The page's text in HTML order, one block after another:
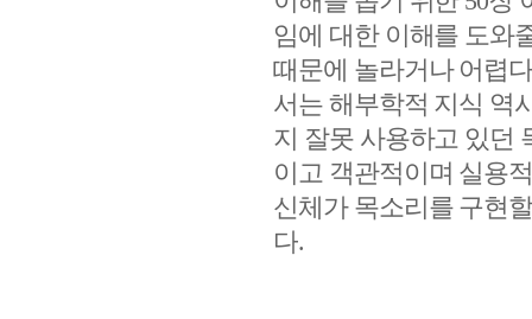
임에 대한 이해를 도와
때문에 놀라거나 어렵
서는 해부학적 지식 역
지 잘못 사용하고 있던
이고 객관적이며 실용
신체가 목소리를 구현
다.